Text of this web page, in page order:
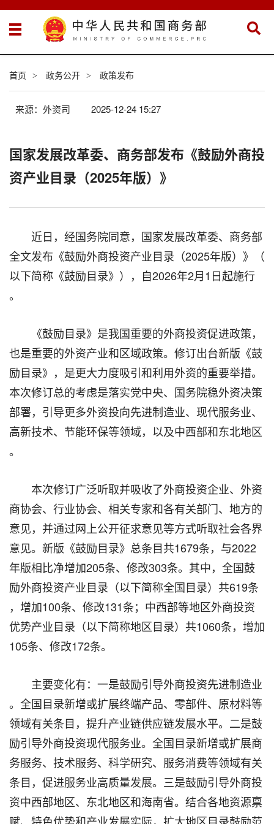
首页 > 政务公开 > 政策发布
来源：外资司 2025-12-24 15:27
国家发展改革委、商务部发布《鼓励外商投
资产业目录（2025年版）》
近日，经国务院同意，国家发展改革委、商务部
全文发布《鼓励外商投资产业目录（2025年版）》（
以下简称《鼓励目录》），自2026年2月1日起施行
。
《鼓励目录》是我国重要的外商投资促进政策，
也是重要的外资产业和区域政策。修订出台新版《鼓
励目录》，是更大力度吸引和利用外资的重要举措。
本次修订总的考虑是落实党中央、国务院稳外资决策
部署，引导更多外资投向先进制造业、现代服务业、
高新技术、节能环保等领域，以及中西部和东北地区
。
本次修订广泛听取并吸收了外商投资企业、外资
商协会、行业协会、相关专家和各有关部门、地方的
意见，并通过网上公开征求意见等方式听取社会各界
意见。新版《鼓励目录》总条目共1679条，与2022
年版相比净增加205条、修改303条。其中，全国鼓
励外商投资产业目录（以下简称全国目录）共619条
，增加100条、修改131条；中西部等地区外商投资
优势产业目录（以下简称地区目录）共1060条，增加
105条、修改172条。
主要变化有：一是鼓励引导外商投资先进制造业
。全国目录新增或扩展终端产品、零部件、原材料等
领域有关条目，提升产业链供应链发展水平。二是鼓
励引导外商投资现代服务业。全国目录新增或扩展商
务服务、技术服务、科学研究、服务消费等领域有关
条目，促进服务业高质量发展。三是鼓励引导外商投
资中西部地区、东北地区和海南省。结合各地资源禀
赋、特色优势和产业发展实际，扩大地区目录鼓励范